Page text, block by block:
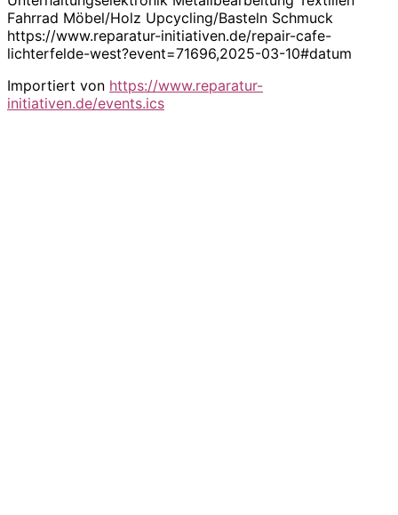
Fahrrad Möbel/Holz Upcycling/Basteln Schmuck
https://www.reparatur-initiativen.de/repair-cafe-
lichterfelde-west?event=71696,2025-03-10#datum
Importiert von https://www.reparatur-
initiativen.de/events.ics